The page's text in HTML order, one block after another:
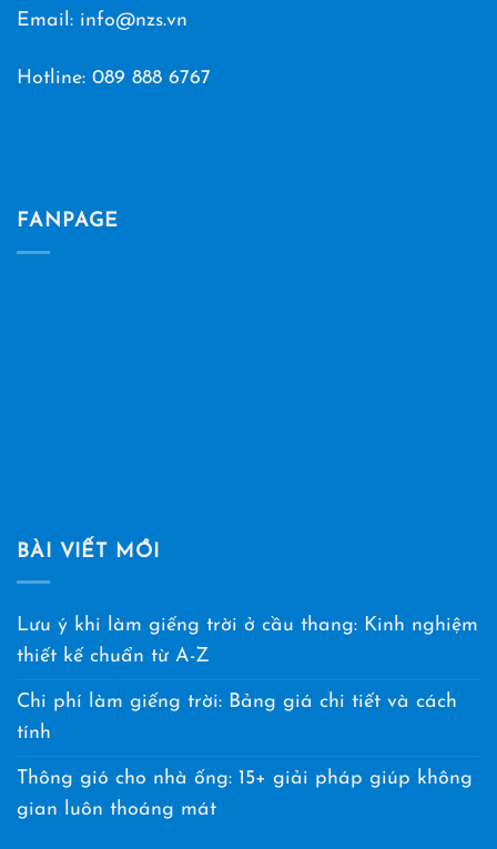
Email: info@nzs.vn
Hotline: 089 888 6767
FANPAGE
BÀI VIẾT MỚI
Lưu ý khi làm giếng trời ở cầu thang: Kinh nghiệm
thiết kế chuẩn từ A-Z
Chi phí làm giếng trời: Bảng giá chi tiết và cách
tính
Thông gió cho nhà ống: 15+ giải pháp giúp không
gian luôn thoáng mát